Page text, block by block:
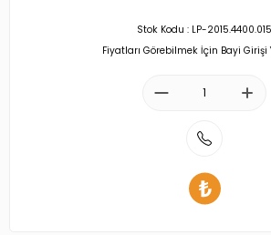
Stok Kodu : LP-2015.4400.015
Fiyatları Görebilmek İçin Bayi Girişi